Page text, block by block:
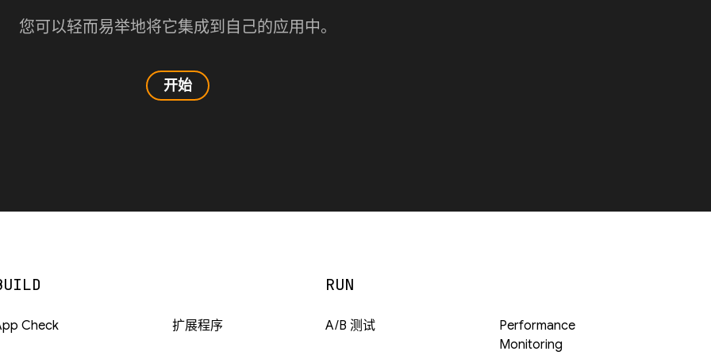
您可以轻而易举地将它集成到自己的应用中。
开始
Check 扩展程序
RUN
A/B 测试
Performance
Monitoring